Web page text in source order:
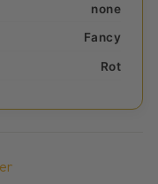
none
Fancy
Rot